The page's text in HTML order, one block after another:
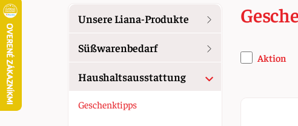
Aktion
Unsere Liana-Produkte
Süßwarenbedarf
Haushaltsausstattung
Geschenktipps